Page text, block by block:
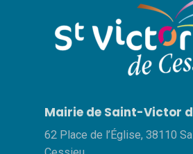
Mairie de Saint-Victor
62 Place de l’Église, 38110